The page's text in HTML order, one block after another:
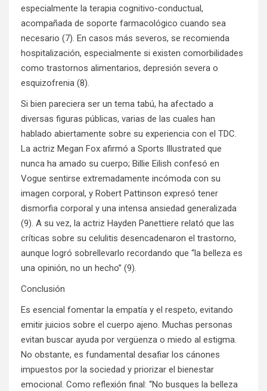
especialmente la terapia cognitivo-conductual,
acompañada de soporte farmacológico cuando sea
necesario (7). En casos más severos, se recomienda
hospitalización, especialmente si existen comorbilidades
como trastornos alimentarios, depresión severa o
esquizofrenia (8).
Si bien pareciera ser un tema tabú, ha afectado a
diversas figuras públicas, varias de las cuales han
hablado abiertamente sobre su experiencia con el TDC.
La actriz Megan Fox afirmó a Sports Illustrated que
nunca ha amado su cuerpo; Billie Eilish confesó en
Vogue sentirse extremadamente incómoda con su
imagen corporal, y Robert Pattinson expresó tener
dismorfia corporal y una intensa ansiedad generalizada
(9). A su vez, la actriz Hayden Panettiere relató que las
críticas sobre su celulitis desencadenaron el trastorno,
aunque logró sobrellevarlo recordando que “la belleza es
una opinión, no un hecho” (9).
Conclusión
Es esencial fomentar la empatía y el respeto, evitando
emitir juicios sobre el cuerpo ajeno. Muchas personas
evitan buscar ayuda por vergüenza o miedo al estigma.
No obstante, es fundamental desafiar los cánones
impuestos por la sociedad y priorizar el bienestar
emocional. Como reflexión final: “No busques la belleza